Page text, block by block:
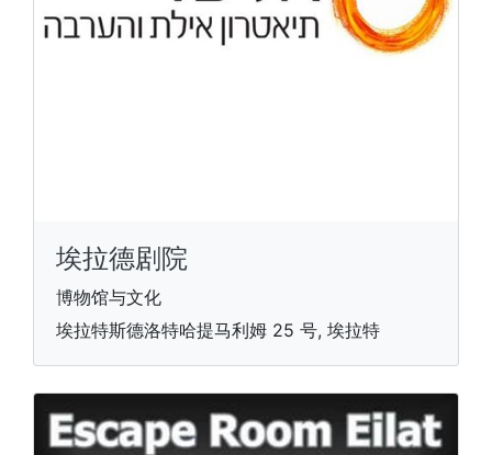
埃拉德剧院
博物馆与文化
埃拉特斯德洛特哈提马利姆 25 号, 埃拉特